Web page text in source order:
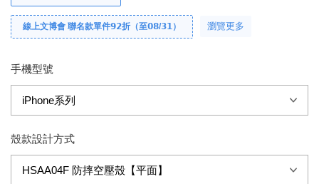
線上文博會 聯名款單件𝟵𝟮折（至𝟬𝟴/𝟯𝟭） 瀏覽更多
手機型號
殼款設計方式